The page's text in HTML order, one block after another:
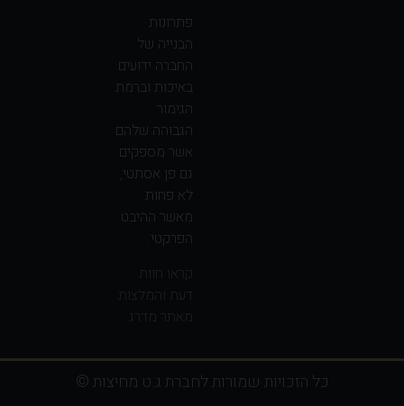
פתרונות
הבנייה של
החברה ידועים
באיכות וברמת
הגימור
הגבוהה שלהם
אשר מספקים
גם פן אסתטי,
לא פחות
מאשר ההיבט
הפרקטי.
קראו חוות
דעת והמלצות
מאתר מדרג
כל הזכויות שמורות לחברת ג.ט מחיצות ©